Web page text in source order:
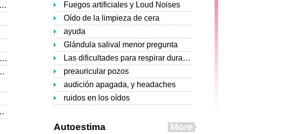
Los precios de preescolar /ventaja inicial
Disponible Cuidado de Niños
Center
guardería
Fuegos artificiales y Loud Noises
Oído de la limpieza de cera
ayuda
Glándula salival menor pregunta
Las dificultades para respirar durante 4 años old
preauricular pozos
audición apagada, y headaches
ruidos en los oídos
Autoestima More